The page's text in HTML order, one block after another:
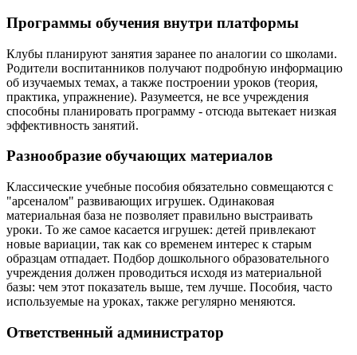
Программы обучения внутри платформы
Клубы планируют занятия заранее по аналогии со школами.
Родители воспитанников получают подробную информацию
об изучаемых темах, а также построении уроков (теория,
практика, упражнение). Разумеется, не все учреждения
способны планировать программу - отсюда вытекает низкая
эффективность занятий.
Разнообразие обучающих материалов
Классические учебные пособия обязательно совмещаются с
"арсеналом" развивающих игрушек. Одинаковая
материальная база не позволяет правильно выстраивать
уроки. То же самое касается игрушек: детей привлекают
новые вариации, так как со временем интерес к старым
образцам отпадает. Подбор дошкольного образовательного
учреждения должен проводиться исходя из материальной
базы: чем этот показатель выше, тем лучше. Пособия, часто
используемые на уроках, также регулярно меняются.
Ответственный администратор